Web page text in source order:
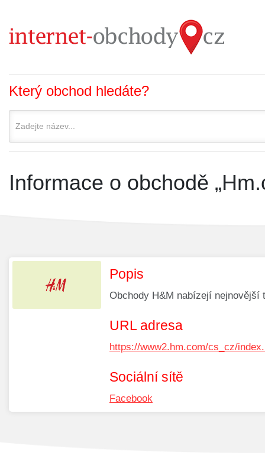
Který obchod hledáte?
Informace o obchodě
Popis
Obchody H&M nabízejí nejnovější
URL adresa
https://www2.hm.com/cs_cz/
Sociální sítě
Facebook